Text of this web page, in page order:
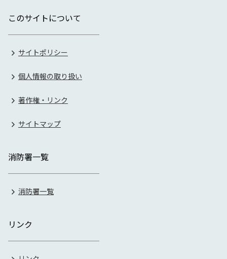
このサイトについて
サイトポリシー
個人情報の取り扱い
著作権・リンク
サイトマップ
消防署一覧
消防署一覧
リンク